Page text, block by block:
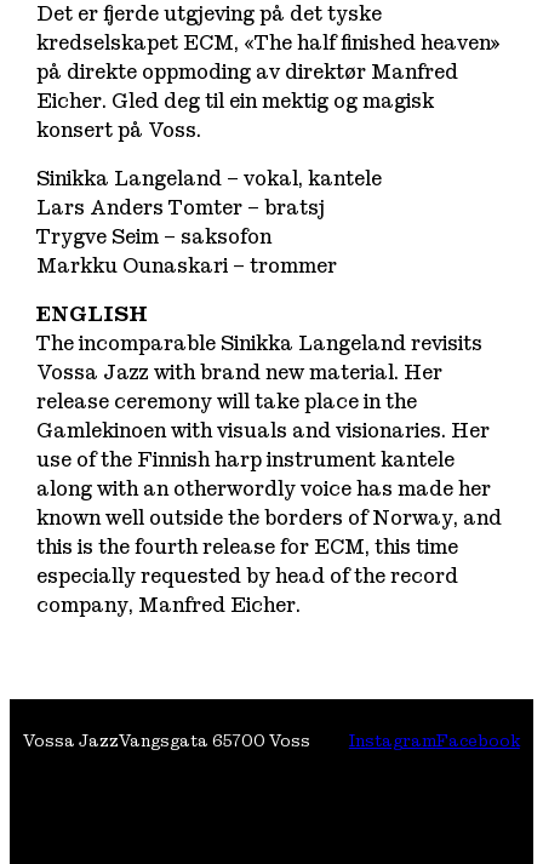
Det er fjerde utgjeving på det tyske
kredselskapet ECM, «The half finished heaven»
på direkte oppmoding av direktør Manfred
Eicher. Gled deg til ein mektig og magisk
konsert på Voss.
Sinikka Langeland – vokal, kantele
Lars Anders Tomter – bratsj
Trygve Seim – saksofon
Markku Ounaskari – trommer
ENGLISH
The incomparable Sinikka Langeland revisits
Vossa Jazz with brand new material. Her
release ceremony will take place in the
Gamlekinoen with visuals and visionaries. Her
use of the Finnish harp instrument kantele
along with an otherwordly voice has made her
known well outside the borders of Norway, and
this is the fourth release for ECM, this time
especially requested by head of the record
company, Manfred Eicher.
Vossa JazzVangsgata 65700 Voss InstagramFacebook